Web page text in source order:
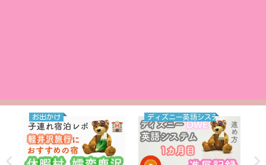
お出かけ ディズニー英語システム